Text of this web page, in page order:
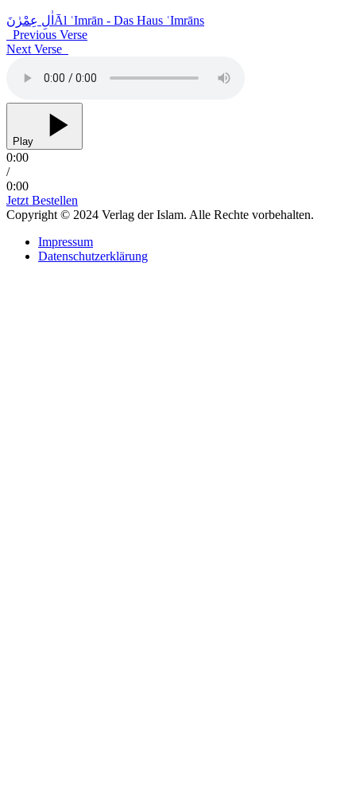
اٰلِ عِمْرٰنَ Āl ʿImrān - Das Haus ʿImrāns
Previous Verse
Next Verse
Play
0:00
/
0:00
Jetzt Bestellen
Copyright © 2024 Verlag der Islam. Alle Rechte vorbehalten.
Impressum
Datenschutzerklärung